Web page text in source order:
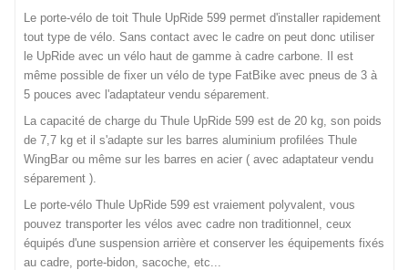
Le porte-vélo de toit Thule UpRide 599 permet d'installer rapidement
tout type de vélo. Sans contact avec le cadre on peut donc utiliser
le UpRide avec un vélo haut de gamme à cadre carbone. Il est
même possible de fixer un vélo de type FatBike avec pneus de 3 à
5 pouces avec l'adaptateur vendu séparement.
La capacité de charge du Thule UpRide 599 est de 20 kg, son poids
de 7,7 kg et il s'adapte sur les barres aluminium profilées Thule
WingBar ou même sur les barres en acier ( avec adaptateur vendu
séparement ).
Le porte-vélo Thule UpRide 599 est vraiement polyvalent, vous
pouvez transporter les vélos avec cadre non traditionnel, ceux
équipés d'une suspension arrière et conserver les équipements fixés
au cadre, porte-bidon, sacoche, etc...